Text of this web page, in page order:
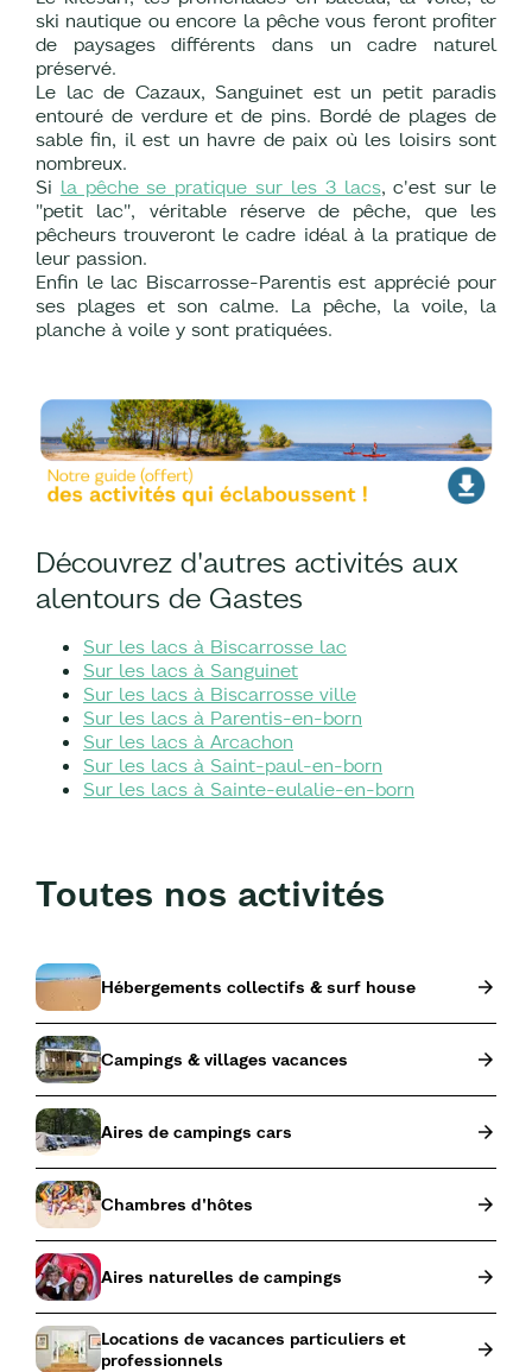
ski nautique ou encore la pêche vous feront profiter
de paysages différents dans un cadre naturel
préservé.
Le lac de Cazaux, Sanguinet est un petit paradis
entouré de verdure et de pins. Bordé de plages de
sable fin, il est un havre de paix où les loisirs sont
nombreux.
Si la pêche se pratique sur les 3 lacs, c'est sur le
"petit lac", véritable réserve de pêche, que les
pêcheurs trouveront le cadre idéal à la pratique de
leur passion.
Enfin le lac Biscarrosse-Parentis est apprécié pour
ses plages et son calme. La pêche, la voile, la
planche à voile y sont pratiquées.
Découvrez d'autres activités aux
alentours de Gastes
Sur les lacs à Biscarrosse lac
Sur les lacs à Sanguinet
Sur les lacs à Biscarrosse ville
Sur les lacs à Parentis-en-born
Sur les lacs à Arcachon
Sur les lacs à Saint-paul-en-born
Sur les lacs à Sainte-eulalie-en-born
Toutes nos activités
Hébergements collectifs & surf house
Campings & villages vacances
Aires de campings cars
Chambres d'hôtes
Aires naturelles de campings
Locations de vacances particuliers et
professionnels